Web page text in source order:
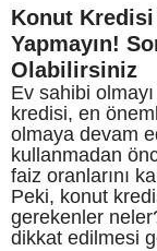
Konut Kredisi
Yapmayın!
Olabilirsiniz
Ev sahibi
kredisi, en
olmaya devam
kullanmadan
faiz oranlarını
Peki, konut
gerekenler
dikkat edilmesi